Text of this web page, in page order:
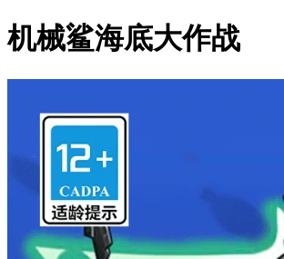
机械鲨海底大作战